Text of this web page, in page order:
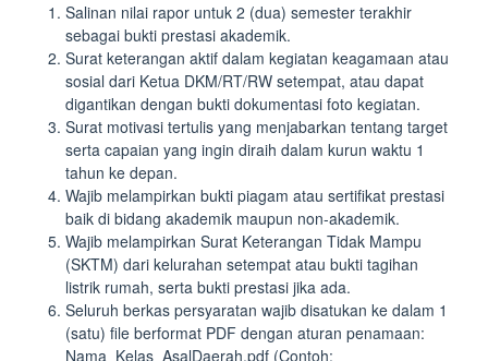
Salinan nilai rapor untuk 2 (dua) semester terakhir
sebagai bukti prestasi akademik.
Surat keterangan aktif dalam kegiatan keagamaan atau
sosial dari Ketua DKM/RT/RW setempat, atau dapat
digantikan dengan bukti dokumentasi foto kegiatan.
Surat motivasi tertulis yang menjabarkan tentang target
serta capaian yang ingin diraih dalam kurun waktu 1
tahun ke depan.
Wajib melampirkan bukti piagam atau sertifikat prestasi
baik di bidang akademik maupun non-akademik.
Wajib melampirkan Surat Keterangan Tidak Mampu
(SKTM) dari kelurahan setempat atau bukti tagihan
listrik rumah, serta bukti prestasi jika ada.
Seluruh berkas persyaratan wajib disatukan ke dalam 1
(satu) file berformat PDF dengan aturan penamaan:
Nama_Kelas_AsalDaerah.pdf (Contoh: